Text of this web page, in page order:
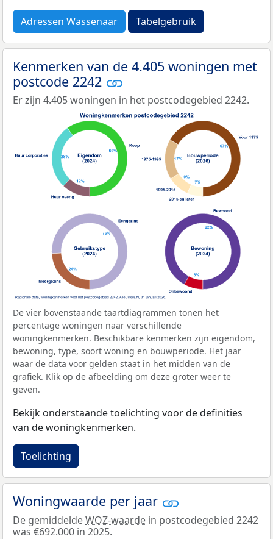
Adressen Wassenaar Tabelgebruik
Kenmerken van de 4.405 woningen met
postcode 2242
Er zijn 4.405 woningen in het postcodegebied 2242.
De vier bovenstaande taartdiagrammen tonen het
percentage woningen naar verschillende
woningkenmerken. Beschikbare kenmerken zijn eigendom,
bewoning, type, soort woning en bouwperiode. Het jaar
waar de data voor gelden staat in het midden van de
grafiek. Klik op de afbeelding om deze groter weer te
geven.
Bekijk onderstaande toelichting voor de definities
van de woningkenmerken.
Toelichting
Woningwaarde per jaar
De gemiddeldeWOZ-waarde in postcodegebied 2242
was €692.000 in 2025.